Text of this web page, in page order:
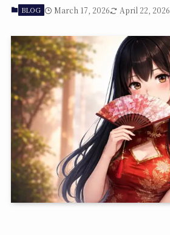
BLOG March 17, 2026 April 22, 2026